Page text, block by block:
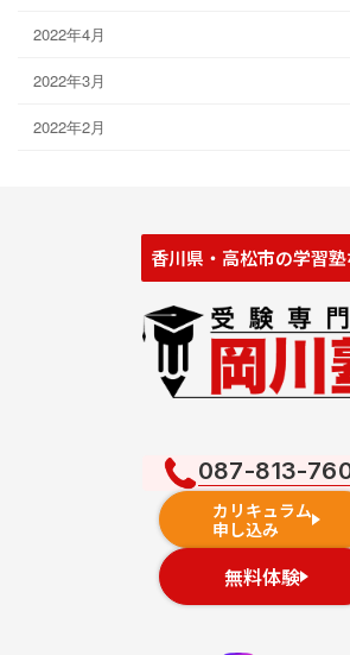
2022年4月
2022年3月
2022年2月
香川県・高松市の学習塾
087-813-
カリキュラム
申し込み
無料体験